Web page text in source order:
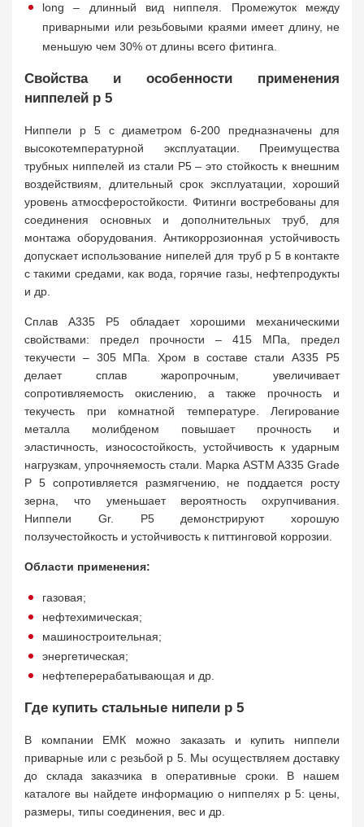
long – длинный вид ниппеля. Промежуток между
приварными или резьбовыми краями имеет длину, не
меньшую чем 30% от длины всего фитинга.
Свойства и особенности применения
ниппелей р 5
Ниппели р 5 с диаметром 6-200 предназначены для
высокотемпературной эксплуатации. Преимущества
трубных ниппелей из стали P5 – это стойкость к внешним
воздействиям, длительный срок эксплуатации, хороший
уровень атмосферостойкости. Фитинги востребованы для
соединения основных и дополнительных труб, для
монтажа оборудования. Антикоррозионная устойчивость
допускает использование нипелей для труб р 5 в контакте
с такими средами, как вода, горячие газы, нефтепродукты
и др.
Сплав A335 P5 обладает хорошими механическими
свойствами: предел прочности – 415 МПа, предел
текучести – 305 МПа. Хром в составе стали A335 P5
делает сплав жаропрочным, увеличивает
сопротивляемость окислению, а также прочность и
текучесть при комнатной температуре. Легирование
металла молибденом повышает прочность и
эластичность, износостойкость, устойчивость к ударным
нагрузкам, упрочняемость стали. Марка ASTM A335 Grade
P 5 сопротивляется размягчению, не поддается росту
зерна, что уменьшает вероятность охрупчивания.
Ниппели Gr. P5 демонстрируют хорошую
ползучестойкость и устойчивость к питтинговой коррозии.
Области применения:
газовая;
нефтехимическая;
машиностроительная;
энергетическая;
нефтеперерабатывающая и др.
Где купить стальные нипели р 5
В компании ЕМК можно заказать и купить ниппели
приварные или с резьбой р 5. Мы осуществляем доставку
до склада заказчика в оперативные сроки. В нашем
каталоге вы найдете информацию о ниппелях р 5: цены,
размеры, типы соединения, вес и др.